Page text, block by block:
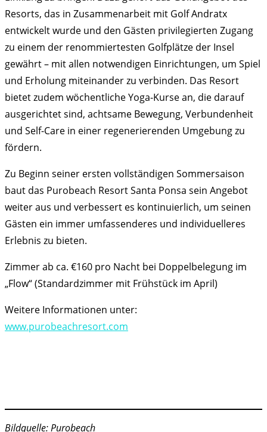
Resorts, das in Zusammenarbeit mit Golf Andratx
entwickelt wurde und den Gästen privilegierten Zugang
zu einem der renommiertesten Golfplätze der Insel
gewährt – mit allen notwendigen Einrichtungen, um Spiel
und Erholung miteinander zu verbinden. Das Resort
bietet zudem wöchentliche Yoga-Kurse an, die darauf
ausgerichtet sind, achtsame Bewegung, Verbundenheit
und Self-Care in einer regenerierenden Umgebung zu
fördern.
Zu Beginn seiner ersten vollständigen Sommersaison
baut das Purobeach Resort Santa Ponsa sein Angebot
weiter aus und verbessert es kontinuierlich, um seinen
Gästen ein immer umfassenderes und individuelleres
Erlebnis zu bieten.
Zimmer ab ca. €160 pro Nacht bei Doppelbelegung im
„Flow“ (Standardzimmer mit Frühstück im April)
Weitere Informationen unter:
www.purobeachresort.com
Bildquelle: Purobeach